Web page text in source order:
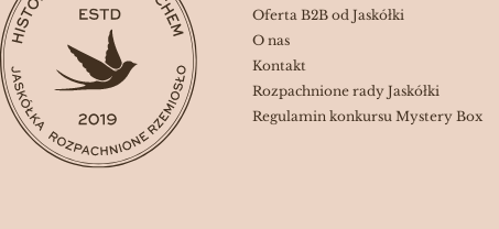
Oferta B2B od Jaskółki
O nas
Kontakt
Rozpachnione rady Jaskółki
Regulamin konkursu Mystery Box